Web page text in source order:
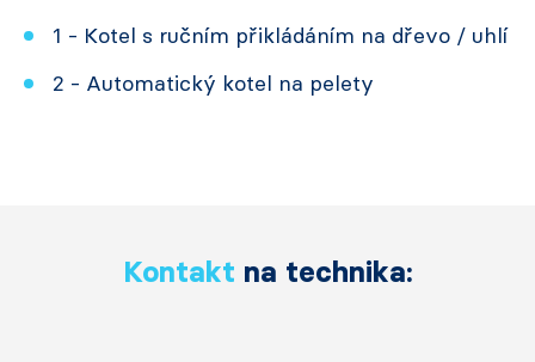
1 - Kotel s ručním přikládáním na dřevo / uhlí
2 - Automatický kotel na pelety
Kontakt na technika: